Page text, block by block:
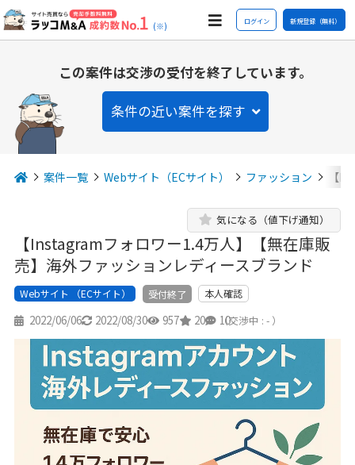
(※) ログイン 新規登録（無料）
この案件は交渉の受付を終了しています。
条件の近い案件を探す
案件一覧 Webサイト（ECサイト） ファッション 【
【Instagramフォロワー1.4万人】【無在庫販
売】海外ファッションレディースブランド
気になる（値下げ通知）
Webサイト （ECサイト） 受付終了 本人確認
2022/06/06 2022/08/30 957 20 10
（交渉中 : - ）